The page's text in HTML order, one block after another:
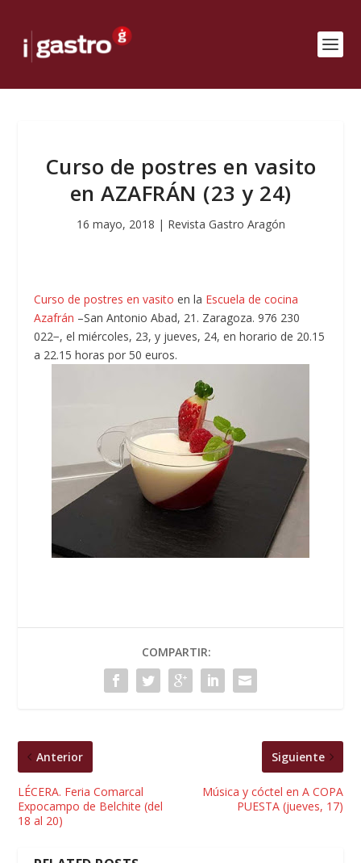
Curso de postres en vasito
en AZAFRÁN (23 y 24)
16 mayo, 2018 | Revista Gastro Aragón
Curso de postres en vasito en la Escuela de cocina
Azafrán –San Antonio Abad, 21. Zaragoza. 976 230
022−, el miércoles, 23, y jueves, 24, en horario de 20.15
a 22.15 horas por 50 euros.
COMPARTIR:
Anterior
LÉCERA. Feria Comarcal
Expocampo de Belchite (del
18 al 20)
Siguiente
Música y cóctel en A COPA
PUESTA (jueves, 17)